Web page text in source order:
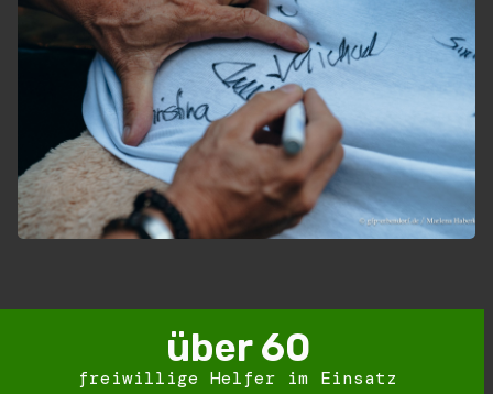
freiwillige Helfer im Einsatz
über 60